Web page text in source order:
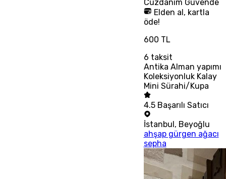
Cüzdanım Güvende
Elden al, kartla
öde!
600 TL
6 taksit
Antika Alman yapımı
Koleksiyonluk Kalay
Mini Sürahi/Kupa
4.5 Başarılı Satıcı
İstanbul, Beyoğlu
ahşap gürgen ağacı
sepha